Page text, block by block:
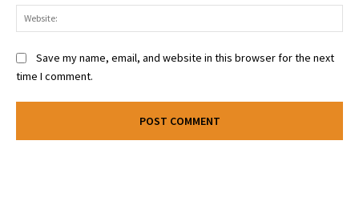
Save my name, email, and website in this browser for the next
time I comment.